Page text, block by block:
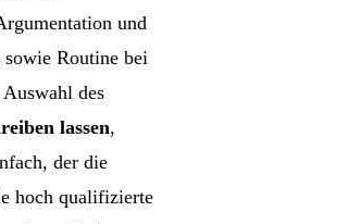
und
Routine bei
des
lassen,
der die
hoch qualifizierte